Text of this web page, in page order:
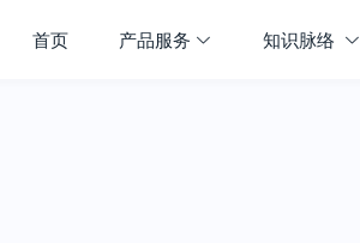
首页 产品服务 知识脉络